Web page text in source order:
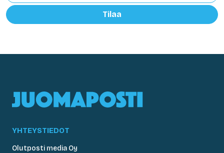
Tilaa
YHTEYSTIEDOT
Olutposti media Oy